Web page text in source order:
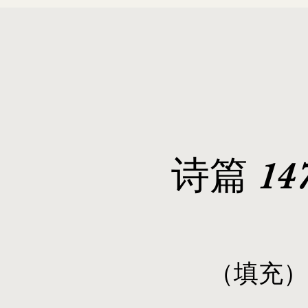
诗篇
​（填充）